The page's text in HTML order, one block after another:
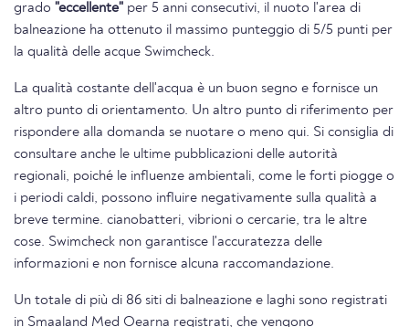
grado "eccellente" per 5 anni consecutivi, il nuoto l'area di
balneazione ha ottenuto il massimo punteggio di 5/5 punti per
la qualità delle acque Swimcheck.
La qualità costante dell'acqua è un buon segno e fornisce un
altro punto di orientamento. Un altro punto di riferimento per
rispondere alla domanda se nuotare o meno qui. Si consiglia di
consultare anche le ultime pubblicazioni delle autorità
regionali, poiché le influenze ambientali, come le forti piogge o
i periodi caldi, possono influire negativamente sulla qualità a
breve termine. cianobatteri, vibrioni o cercarie, tra le altre
cose. Swimcheck non garantisce l'accuratezza delle
informazioni e non fornisce alcuna raccomandazione.
Un totale di più di 86 siti di balneazione e laghi sono registrati
in Smaaland Med Oearna registrati, che vengono